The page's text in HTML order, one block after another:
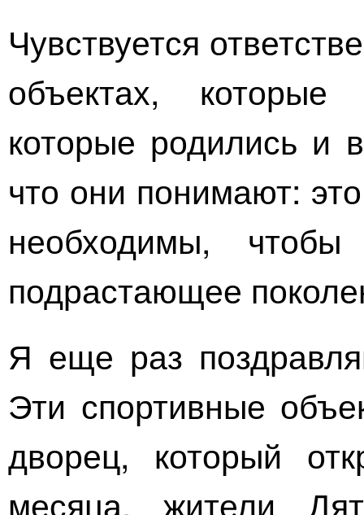
Чувствуется
объектах,
которые родились и
что они понимают:
необходимы,
подрастающее
Я еще раз
Эти спортивные
дворец, который
месяца, жители